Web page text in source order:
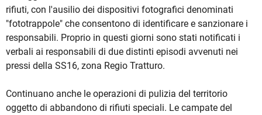
rifiuti, con l'ausilio dei dispositivi fotografici denominati
"fototrappole" che consentono di identificare e sanzionare i
responsabili. Proprio in questi giorni sono stati notificati i
verbali ai responsabili di due distinti episodi avvenuti nei
pressi della SS16, zona Regio Tratturo.
Continuano anche le operazioni di pulizia del territorio
oggetto di abbandono di rifiuti speciali. Le campate del